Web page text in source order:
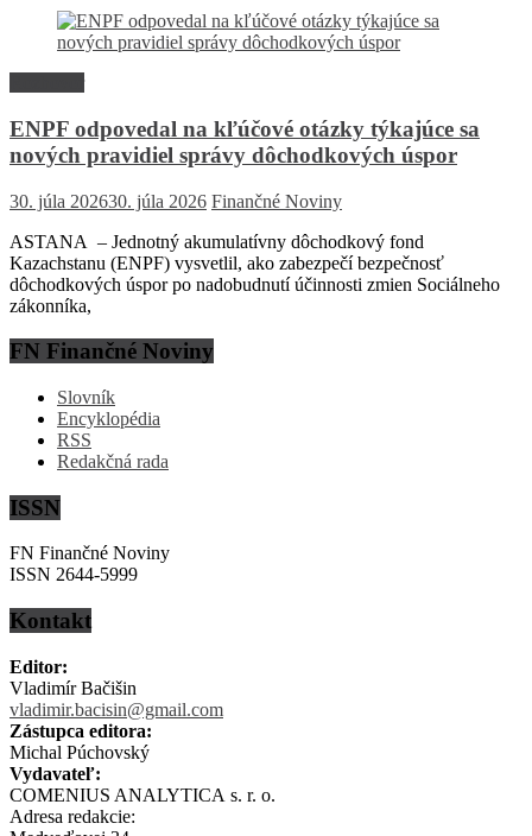
ENPF odpovedal na kľúčové otázky týkajúce sa
nových pravidiel správy dôchodkových úspor
30. júla 202630. júla 2026 Finančné Noviny
ASTANA – Jednotný akumulatívny dôchodkový fond
Kazachstanu (ENPF) vysvetlil, ako zabezpečí bezpečnosť
dôchodkových úspor po nadobudnutí účinnosti zmien Sociálneho
zákonníka,
FN Finančné Noviny
Slovník
Encyklopédia
RSS
Redakčná rada
ISSN
FN Finančné Noviny
ISSN 2644-5999
Kontakt
Editor:
Vladimír Bačišin
vladimir.bacisin@gmail.com
Zástupca editora:
Michal Púchovský
Vydavateľ:
COMENIUS ANALYTICA s. r. o.
Adresa redakcie: